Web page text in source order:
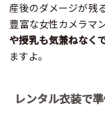
産後のダメージが残
豊富な女性カメラマ
や授乳も気兼ねなく
ますよ。
レンタル衣装で